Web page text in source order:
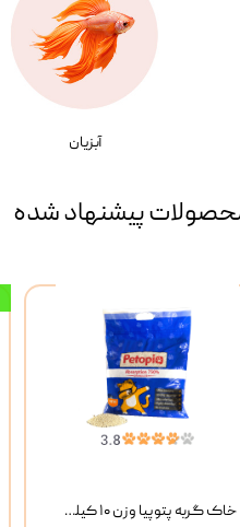
آبزیان
پیشنهاد شده
خاک گربه پتوپیا وزن ۱۰ کیلوگرم